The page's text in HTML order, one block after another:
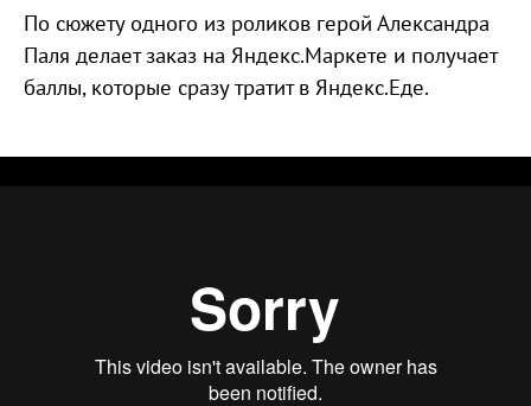
По сюжету одного из роликов герой Александра
Паля делает заказ на Яндекс.Маркете и получает
баллы, которые сразу тратит в Яндекс.Еде.